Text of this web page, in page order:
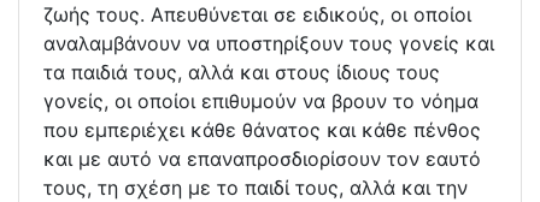
ζωής τους. Απευθύνεται σε ειδικούς, οι οποίοι
αναλαμβάνουν να υποστηρίξουν τους γονείς και
τα παιδιά τους, αλλά και στους ίδιους τους
γονείς, οι οποίοι επιθυμούν να βρουν το νόημα
που εμπεριέχει κάθε θάνατος και κάθε πένθος
και με αυτό να επαναπροσδιορίσουν τον εαυτό
τους, τη σχέση με το παιδί τους, αλλά και την